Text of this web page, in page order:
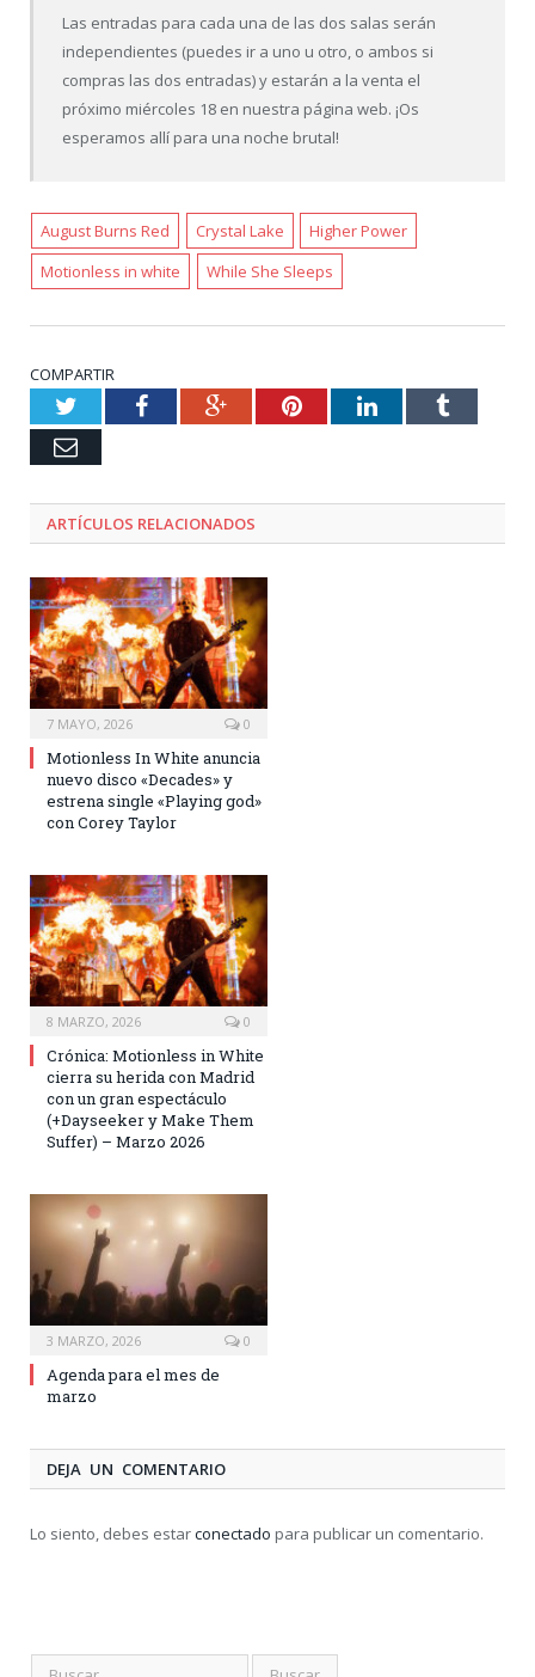
Las entradas para cada una de las dos salas serán
independientes (puedes ir a uno u otro, o ambos si
compras las dos entradas) y estarán a la venta el
próximo miércoles 18 en nuestra página web. ¡Os
esperamos allí para una noche brutal!
August Burns Red Crystal Lake
Higher Power
Motionless in white
While She Sleeps
COMPARTIR
TwitterFacebookGoogle+PinterestLinkedInTumblr
Email
ARTÍCULOS RELACIONADOS
7 MAYO, 2026 0
Motionless In White anuncia
nuevo disco «Decades» y
estrena single «Playing god»
con Corey Taylor
8 MARZO, 2026 0
Crónica: Motionless in White
cierra su herida con Madrid
con un gran espectáculo
(+Dayseeker y Make Them
Suffer) – Marzo 2026
3 MARZO, 2026 0
Agenda para el mes de
marzo
DEJA UN COMENTARIO
Lo siento, debes estarconectado para publicar un comentario.